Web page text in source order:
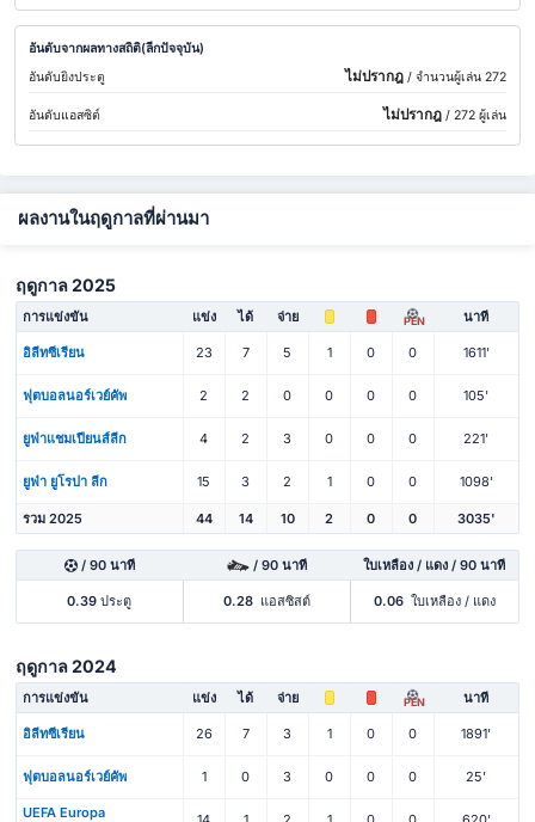
อันดับจากผลทางสถิติ(ลีกปัจจุบัน)
อันดับยิงประตู
ไม่ปรากฎ/ จำนวนผู้เล่น 272
อันดับแอสซิต์ ไม่ปรากฎ/ 272 ผู้เล่น
ผลงานในฤดูกาลที่ผ่านมา
ฤดูกาล 2025
การแข่งขัน แข่ง ได้ จ่าย PEN นาที
อิลีทซีเรียน 23 7 5 1 0 0 1611'
ฟุตบอลนอร์เวย์คัพ 2 2 0 0 0 0 105'
ยูฟ่าแชมเปียนส์ลีก 4 2 3 0 0 0 221'
ยูฟ่า ยูโรปา ลีก 15 3 2 1 0 0 1098'
รวม 2025 44 14 10 2 0 0 3035'
/ 90 นาที / 90 นาที ใบเหลือง / แดง / 90 นาที
0.39 ประตู 0.28 แอสซิสต์ 0.06 ใบเหลือง / แดง
ฤดูกาล 2024
การแข่งขัน แข่ง ได้ จ่าย PEN นาที
อิลีทซีเรียน 26 7 3 1 0 0 1891'
ฟุตบอลนอร์เวย์คัพ 1 0 3 0 0 0 25'
UEFA Europa